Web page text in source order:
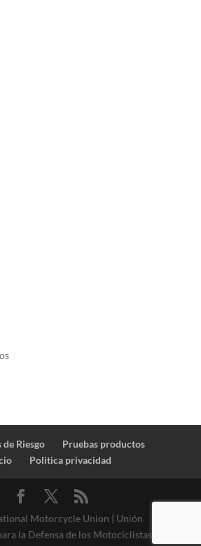
Riesgo
Pruebas productos
Politica privacidad
Motorcycle Union | Unión
la Defensa de los Motociclistas